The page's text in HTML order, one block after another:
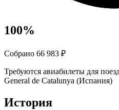
100%
Собрано 66 983 ₽
Требуются авиабилеты для
General de Catalunya (Испания)
История